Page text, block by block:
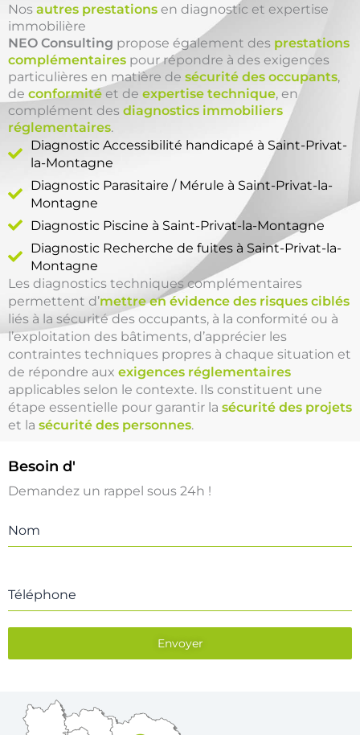
Nos autres prestations en diagnostic et expertise
immobilière
NEO Consulting propose également des prestations
complémentaires pour répondre à des exigences
particulières en matière de sécurité des occupants,
de conformité et de expertise technique, en
complément des diagnostics immobiliers
réglementaires.
Diagnostic Accessibilité handicapé à Saint-Privat-
la-Montagne
Diagnostic Parasitaire / Mérule à Saint-Privat-la-
Montagne
Diagnostic Piscine à Saint-Privat-la-Montagne
Diagnostic Recherche de fuites à Saint-Privat-la-
Montagne
Les diagnostics techniques complémentaires
permettent d’mettre en évidence des risques ciblés
liés à la sécurité des occupants, à la conformité ou à
l’exploitation des bâtiments, d’apprécier les
contraintes techniques propres à chaque situation et
de répondre aux exigences réglementaires
applicables selon le contexte. Ils constituent une
étape essentielle pour garantir la sécurité des projets
et la sécurité des personnes.
Besoin d'
Demandez un rappel sous 24h !
Nom
Téléphone
Envoyer